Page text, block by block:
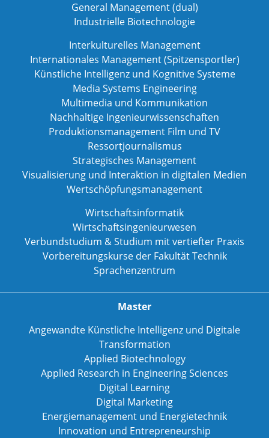
General Management (dual)
Industrielle Biotechnologie
Interkulturelles Management
Internationales Management (Spitzensportler)
Künstliche Intelligenz und Kognitive Systeme
Media Systems Engineering
Multimedia und Kommunikation
Nachhaltige Ingenieurwissenschaften
Produktionsmanagement Film und TV
Ressortjournalismus
Strategisches Management
Visualisierung und Interaktion in digitalen Medien
Wertschöpfungsmanagement
Wirtschaftsinformatik
Wirtschaftsingenieurwesen
Verbundstudium & Studium mit vertiefter Praxis
Vorbereitungskurse der Fakultät Technik
Sprachenzentrum
Master
Angewandte Künstliche Intelligenz und Digitale
Transformation
Applied Biotechnology
Applied Research in Engineering Sciences
Digital Learning
Digital Marketing
Energiemanagement und Energietechnik
Innovation und Entrepreneurship